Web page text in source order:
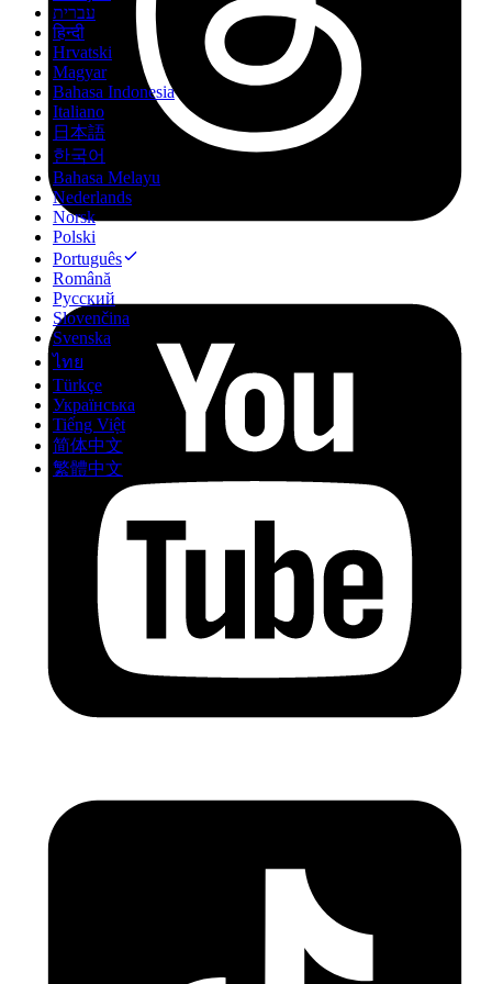
עברית
हिन्दी
Hrvatski
Magyar
Bahasa Indonesia
Italiano
日本語
한국어
Bahasa Melayu
Nederlands
Norsk
Polski
Português
Română
Русский
Slovenčina
Svenska
ไทย
Türkçe
Українська
Tiếng Việt
简体中文
繁體中文